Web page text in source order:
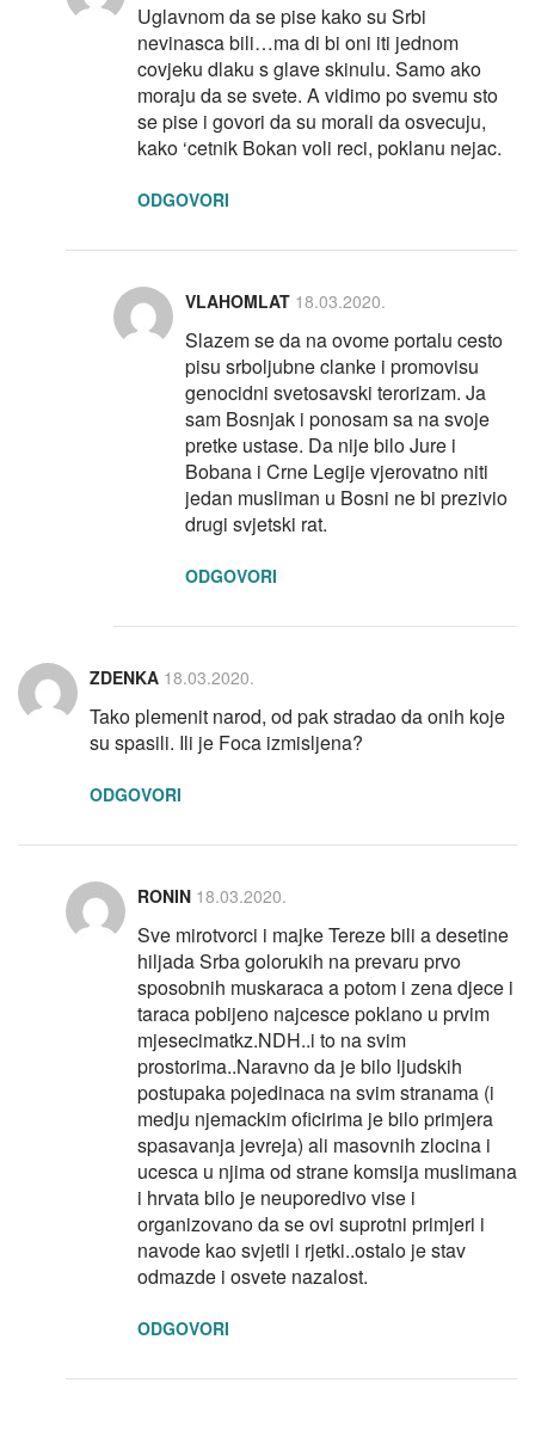
Uglavnom da se pise kako su Srbi
nevinasca bili…ma di bi oni iti jednom
covjeku dlaku s glave skinulu. Samo ako
moraju da se svete. A vidimo po svemu sto
se pise i govori da su morali da osvecuju,
kako ‘cetnik Bokan voli reci, poklanu nejac.
ODGOVORI
VLAHOMLAT 18.03.2020.
Slazem se da na ovome portalu cesto
pisu srboljubne clanke i promovisu
genocidni svetosavski terorizam. Ja
sam Bosnjak i ponosam sa na svoje
pretke ustase. Da nije bilo Jure i
Bobana i Crne Legije vjerovatno niti
jedan musliman u Bosni ne bi prezivio
drugi svjetski rat.
ODGOVORI
ZDENKA 18.03.2020.
Tako plemenit narod, od pak stradao da onih koje
su spasili. Ili je Foca izmisljena?
ODGOVORI
RONIN 18.03.2020.
Sve mirotvorci i majke Tereze bili a desetine
hiljada Srba golorukih na prevaru prvo
sposobnih muskaraca a potom i zena djece i
taraca pobijeno najcesce poklano u prvim
mjesecimatkz.NDH..i to na svim
prostorima..Naravno da je bilo ljudskih
postupaka pojedinaca na svim stranama (i
medju njemackim oficirima je bilo primjera
spasavanja jevreja) ali masovnih zlocina i
ucesca u njima od strane komsija muslimana
i hrvata bilo je neuporedivo vise i
organizovano da se ovi suprotni primjeri i
navode kao svjetli i rjetki..ostalo je stav
odmazde i osvete nazalost.
ODGOVORI